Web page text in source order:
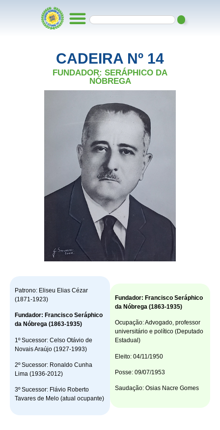
CADEIRA Nº 14
FUNDADOR: SERÁPHICO DA
NÓBREGA
Patrono: Eliseu Elias Cézar
(1871-1923)
Fundador: Francisco Seráphico
da Nóbrega (1863-1935)
1º Sucessor: Celso Otávio de
Novais Araújo (1927-1993)
2º Sucessor: Ronaldo Cunha
Lima (1936-2012)
3º Sucessor: Flávio Roberto
Tavares de Melo (atual ocupante)
Fundador: Francisco Seráphico
da Nóbrega (1863-1935)
Ocupação: Advogado, professor
universitário e político (Deputado
Estadual)
Eleito: 04/11/1950
Posse: 09/07/1953
Saudação: Osias Nacre Gomes